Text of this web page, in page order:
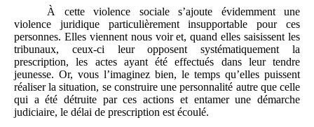
À cette violence sociale s’ajoute évidemment une
violence juridique particulièrement insupportable pour ces
personnes. Elles viennent nous voir et, quand elles saisissent les
tribunaux, ceux-ci leur opposent systématiquement la
prescription, les actes ayant été effectués dans leur tendre
jeunesse. Or, vous l’imaginez bien, le temps qu’elles puissent
réaliser la situation, se construire une personnalité autre que celle
qui a été détruite par ces actions et entamer une démarche
judiciaire, le délai de prescription est écoulé.